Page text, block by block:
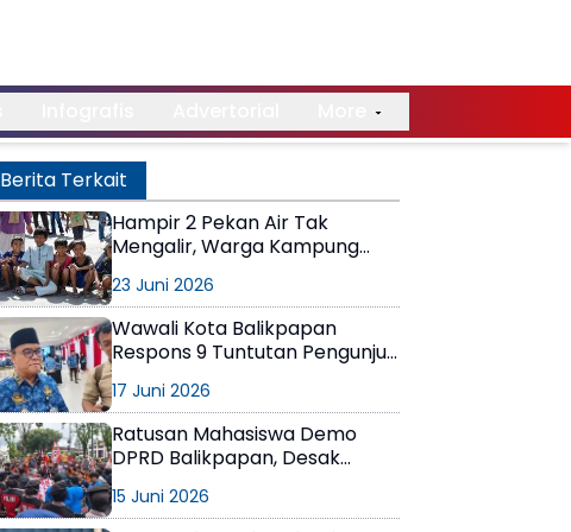
Berita Terkait
Hampir 2 Pekan Air Tak
Mengalir, Warga Kampung
Jalan
23 Juni 2026
Wawali Kota Balikpapan
Respons 9 Tuntutan Pengunjuk
17 Juni 2026
Ratusan Mahasiswa Demo
DPRD Balikpapan, Desak
Pemasangan Lampu Jalan
15 Juni 2026